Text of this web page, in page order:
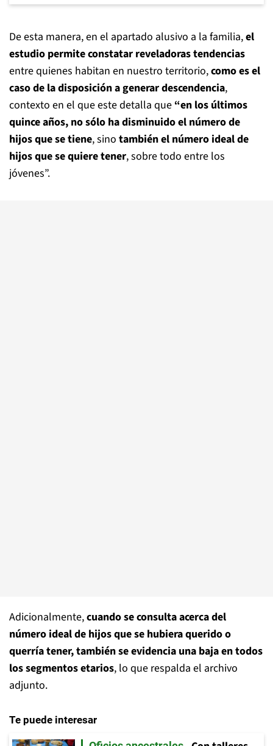
De esta manera, en el apartado alusivo a la familia,el
estudio permite constatar reveladoras tendencias
entre quienes habitan en nuestro territorio,como es el
caso de la disposición a generar descendencia,
contexto en el que este detalla que “en los últimos
quince años, no sólo ha disminuido el número de
hijos que se tiene, sino también el número ideal de
hijos que se quiere tener, sobre todo entre los
jóvenes”.
Adicionalmente,cuando se consulta acerca del
número ideal de hijos que se hubiera querido o
querría tener, también se evidencia una baja en todos
los segmentos etarios, lo que respalda el archivo
adjunto.
Te puede interesar